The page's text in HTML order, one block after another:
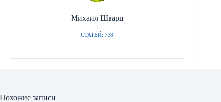
Михаил Шварц
СТАТЕЙ: 738
Похожие записи